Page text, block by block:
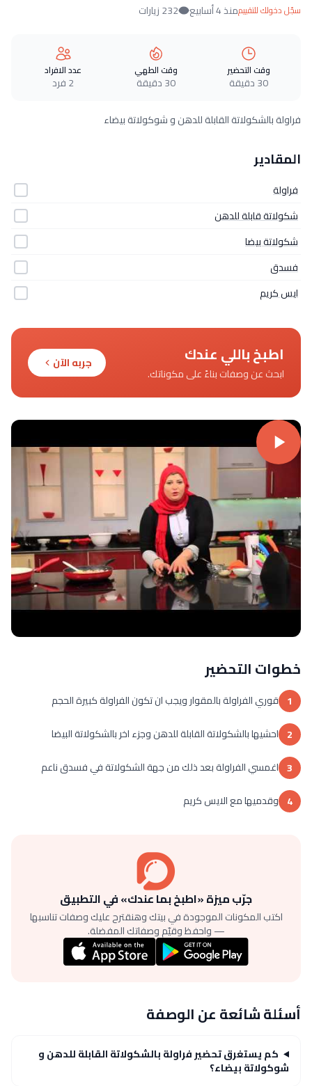
سجّل دخولك للتقييممنذ 4 أسابيع 232 زيارات
وقت التحضير
30 دقيقة
وقت الطهي
30 دقيقة
عدد الافراد
2 فرد
فراولة بالشكولاتة القابلة للدهن و شوكولاتة بيضاء
المقادير
فراولة
شكولاتة قابلة للدهن
شكولاتة بيضا
فسدق
ايس كريم
اطبخ باللي عندك
ابحث عن وصفات بناءً على مكوناتك.
جربه الآن
خطوات التحضير
1 قوري الفراولة بالمقوار ويجب ان تكون الفراولة كبيرة الحجم
2 احشيها بالشكولاتة القابلة للدهن وجزء اخر بالشكولاتة البيضا
3 اغمسي الفراولة بعد ذلك من جهة الشكولاتة في فسدق ناعم
4 وقدميها مع الايس كريم
جرّب ميزة «اطبخ بما عندك» في التطبيق
اكتب المكونات الموجودة في بيتك وهنقترح عليك وصفات تناسبها
— واحفظ وقيّم وصفاتك المفضلة.
أسئلة شائعة عن الوصفة
كم يستغرق تحضير فراولة بالشكولاتة القابلة للدهن و
شوكولاتة بيضاء؟